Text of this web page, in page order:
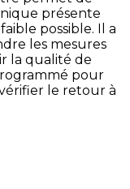
présente
possible. Il a
les mesures
la qualité de
pour
le retour à